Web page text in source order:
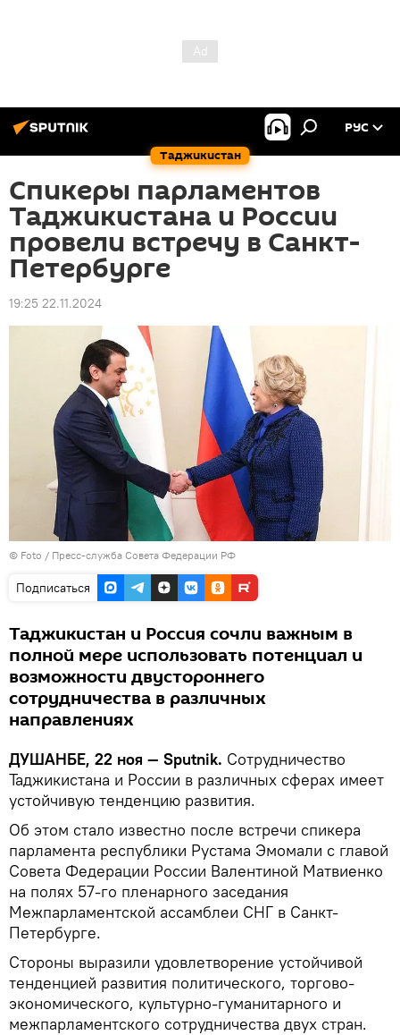
Таджикистан
РУС
Спикеры парламентов
Таджикистана и России
провели встречу в Санкт-
Петербурге
19:25 22.11.2024
© Foto / Пресс-служба Совета Федерации РФ
Подписаться
Таджикистан и Россия сочли важным в
полной мере использовать потенциал и
возможности двустороннего
сотрудничества в различных
направлениях
ДУШАНБЕ, 22 ноя — Sputnik. Сотрудничество
Таджикистана и России в различных сферах имеет
устойчивую тенденцию развития.
Об этом стало известно после встречи спикера
парламента республики Рустама Эмомали с главой
Совета Федерации России Валентиной Матвиенко
на полях 57-го пленарного заседания
Межпарламентской ассамблеи СНГ в Санкт-
Петербурге.
Стороны выразили удовлетворение устойчивой
тенденцией развития политического, торгово-
экономического, культурно-гуманитарного и
межпарламентского сотрудничества двух стран.